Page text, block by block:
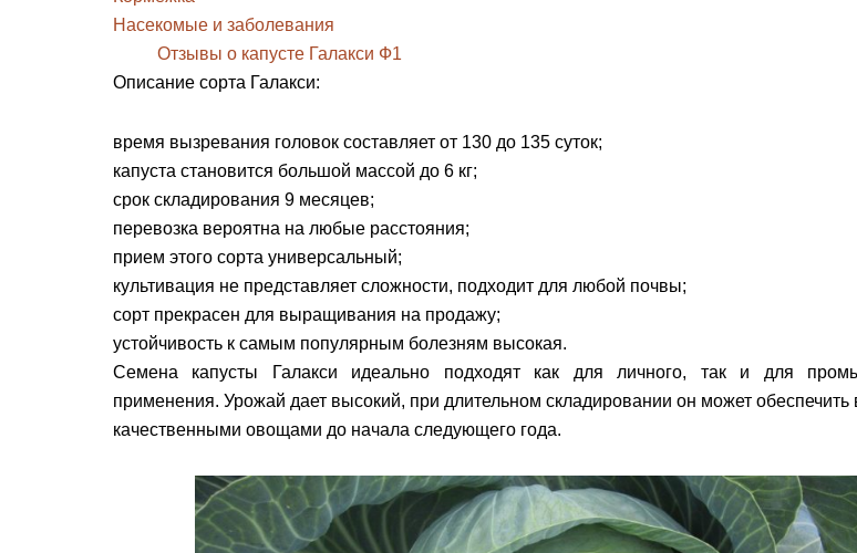
Насекомые и заболевания
Отзывы о капусте Галакси Ф1
Описание сорта Галакси:
время вызревания головок составляет от 130 до 135 суток;
капуста становится большой массой до 6 кг;
срок складирования 9 месяцев;
перевозка вероятна на любые расстояния;
прием этого сорта универсальный;
культивация не представляет сложности, подходит для любой почвы;
сорт прекрасен для выращивания на продажу;
устойчивость к самым популярным болезням высокая.
Семена капусты Галакси идеально подходят как для личного, так и для
применения. Урожай дает высокий, при длительном складировании он может
качественными овощами до начала следующего года.